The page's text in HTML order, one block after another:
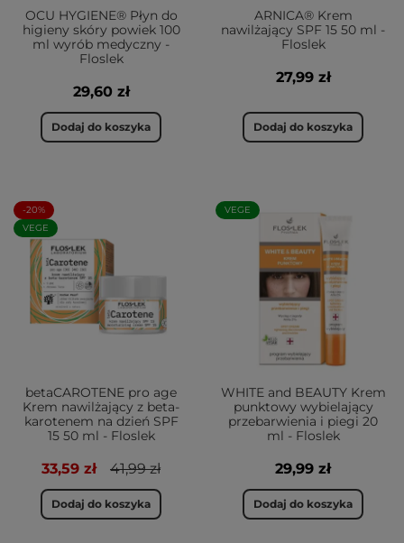
OCU HYGIENE® Płyn do
higieny skóry powiek 100
ml wyrób medyczny -
Floslek
29,60 zł
Dodaj do koszyka
ARNICA® Krem
nawilżający SPF 15 50 ml -
Floslek
27,99 zł
Dodaj do koszyka
-20%
VEGE
betaCAROTENE pro age
Krem nawilżający z beta-
karotenem na dzień SPF
15 50 ml - Floslek
33,59 zł 41,99 zł
Dodaj do koszyka
VEGE
WHITE and BEAUTY Krem
punktowy wybielający
przebarwienia i piegi 20
ml - Floslek
29,99 zł
Dodaj do koszyka